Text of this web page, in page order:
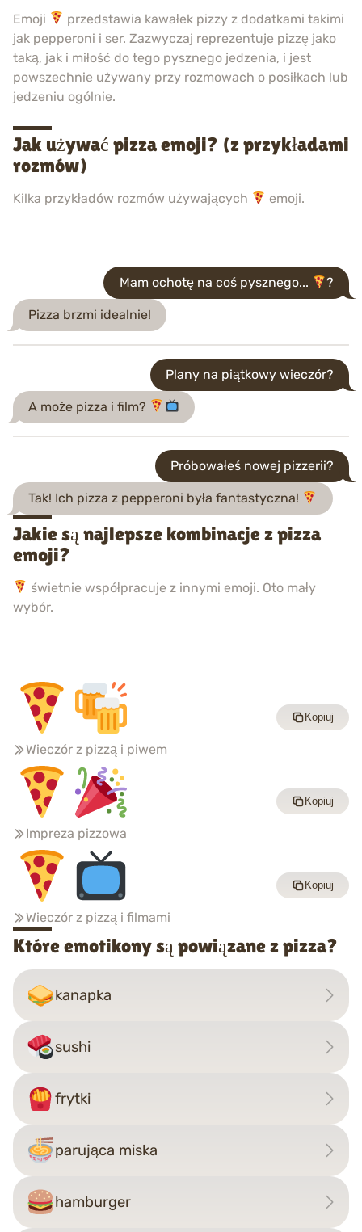
Emoji
przedstawia kawałek pizzy z dodatkami takimi
jak pepperoni i ser. Zazwyczaj reprezentuje pizzę jako
taką, jak i miłość do tego pysznego jedzenia, i jest
powszechnie używany przy rozmowach o posiłkach lub
jedzeniu ogólnie.
Jak używać pizza emoji? (z przykładami
rozmów)
Kilka przykładów rozmów używających emoji.
Mam ochotę na coś pysznego... ?
Pizza brzmi idealnie!
Plany na piątkowy wieczór?
A może pizza i film?
Próbowałeś nowej pizzerii?
Tak! Ich pizza z pepperoni była fantastyczna!
Jakie są najlepsze kombinacje z pizza
emoji?
świetnie współpracuje z innymi emoji. Oto mały
wybór.
Wieczór z pizzą i piwem
Kopiuj
Impreza pizzowa
Kopiuj
Wieczór z pizzą i filmami
Kopiuj
Które emotikony są powiązane z pizza?
kanapka
sushi
frytki
parująca miska
hamburger